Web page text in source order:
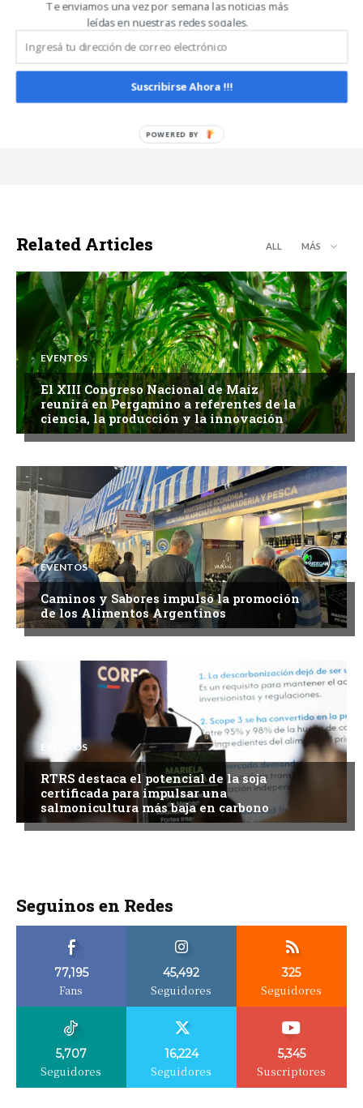
Noticias De Campo
https://www.noticiasdecampo.com/
Todas las Noticias de Campo en un sólo lugar.
Related Articles ALL MÁS
EVENTOS
El XIII Congreso Nacional de Maíz
reunirá en Pergamino a referentes de la
ciencia, la producción y la innovación
EVENTOS
Caminos y Sabores impulsó la promoción
de los Alimentos Argentinos
EVENTOS
RTRS destaca el potencial de la soja
certificada para impulsar una
salmonicultura más baja en carbono
Seguinos en Redes
77,195
Fans
45,492
Seguidores
325
Seguidores
5,707
Seguidores
16,224
Seguidores
5,345
Suscriptores
Te enviamos una vez por semana las noticias más
leídas en nuestras redes sociales.
Suscribirse Ahora !!!